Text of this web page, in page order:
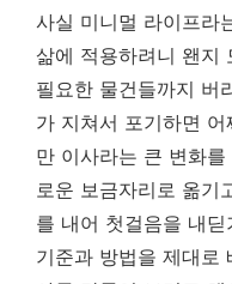
사실 미니멀 라이프라
삶에 적용하려니 왠지
필요한 물건들까지 버
가 지쳐서 포기하면 어
만 이사라는 큰 변화
로운 보금자리로 옮기
를 내어 첫걸음을 내
기준과 방법을 제대로